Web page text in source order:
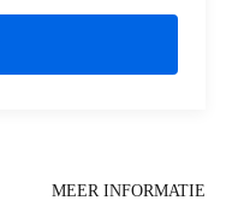
MEER INFORMATIE